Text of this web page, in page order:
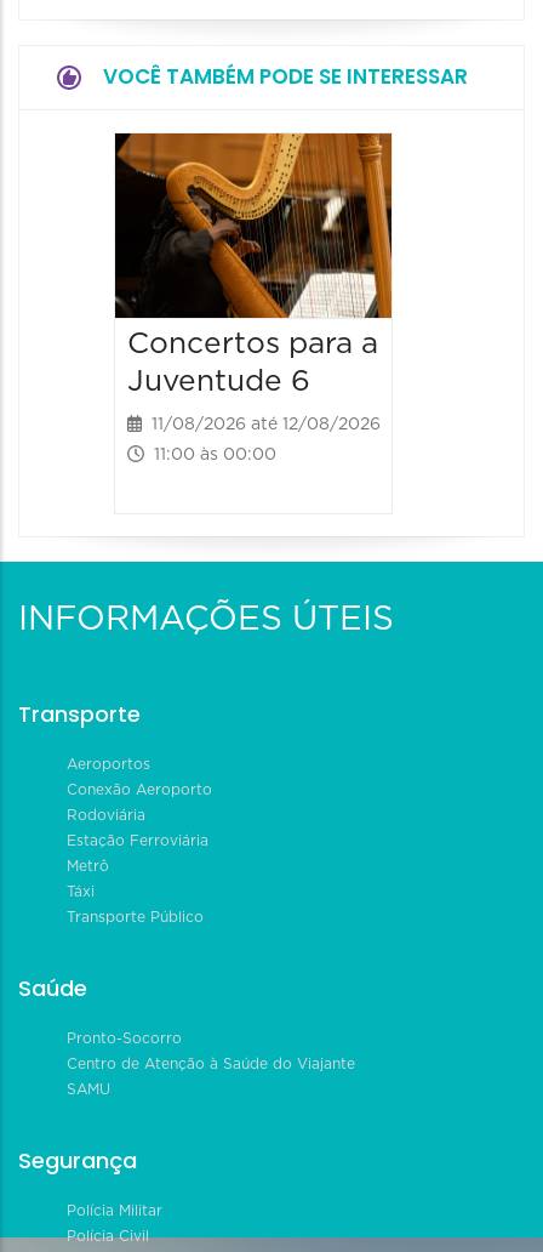
VOCÊ TAMBÉM PODE SE INTERESSAR
Concertos para a
Juventude 6
11/08/2026 até 12/08/2026
11:00 às 00:00
INFORMAÇÕES ÚTEIS
Transporte
Aeroportos
Conexão Aeroporto
Rodoviária
Estação Ferroviária
Metrô
Táxi
Transporte Público
Saúde
Pronto-Socorro
Centro de Atenção à Saúde do Viajante
SAMU
Segurança
Polícia Militar
Polícia Civil